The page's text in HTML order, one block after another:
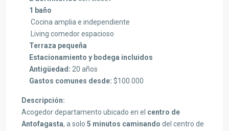
1 baño
Cocina amplia e independiente
Living comedor espacioso
Terraza pequeña
Estacionamiento y bodega incluidos
Antigüedad: 20 años
Gastos comunes desde: $100.000
Descripción:
Acogedor departamento ubicado en el centro de
Antofagasta, a solo 5 minutos caminando del centro de